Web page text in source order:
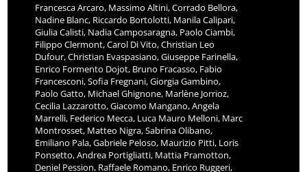
Francesca Arcaro, Massimo Altini, Corrado Bellora,
Nadine Blanc, Riccardo Bortolotti, Manila Calipari,
Giulia Calisti, Nadia Camposaragna, Paolo Ciambi,
Filippo Clermont, Carol Di Vito, Christian Leo
Dufour, Christian Evaspasiano, Giuseppe Farinella,
Enrico Formento Dojot, Bruno Fracasso, Fabio
Francesconi, Sofia Fregnani, Giorgia Gambino,
Paolo Gatto, Michael Ghignone, Marlène Jorrioz,
Cecilia Lazzarotto, Giacomo Mangano, Angela
Marrelli, Federico Mecca, Luca Mauro Melloni, Marc
Montrosset, Matteo Nigra, Sabrina Olibano,
Emiliano Pala, Gabriele Peloso, Maurizio Pitti, Loris
Ponsetto, Andrea Portigliatti, Mattia Pramotton,
Deniel Pession, Raffaele Romano, Enrico Ruggeri,